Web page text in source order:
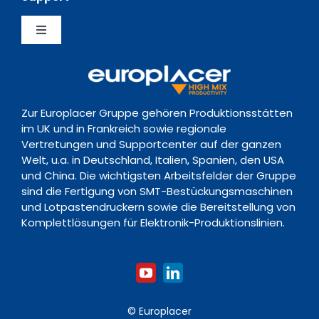
Feeder
Datenschutzerklärung
Nachrichten
Toggle
Downloads
Schulungsakademie
Zur Europlacer Gruppe gehören Produktionsstätten
im UK und in Frankreich sowie regionale
Vertretungen und Supportcenter auf der ganzen
Welt, u.a. in Deutschland, Italien, Spanien, den USA
und China. Die wichtigsten Arbeitsfelder der Gruppe
sind die Fertigung von SMT-Bestückungsmaschinen
und Lotpastendruckern sowie die Bereitstellung von
Komplettlösungen für Elektronik-Produktionslinien.
© Europlacer